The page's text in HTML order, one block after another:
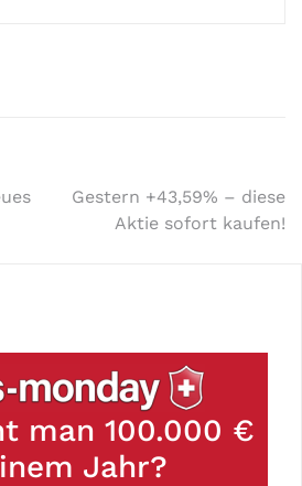
Gestern +43,59% – diese
Aktie sofort kaufen!
man 100.000 €
Jahr?